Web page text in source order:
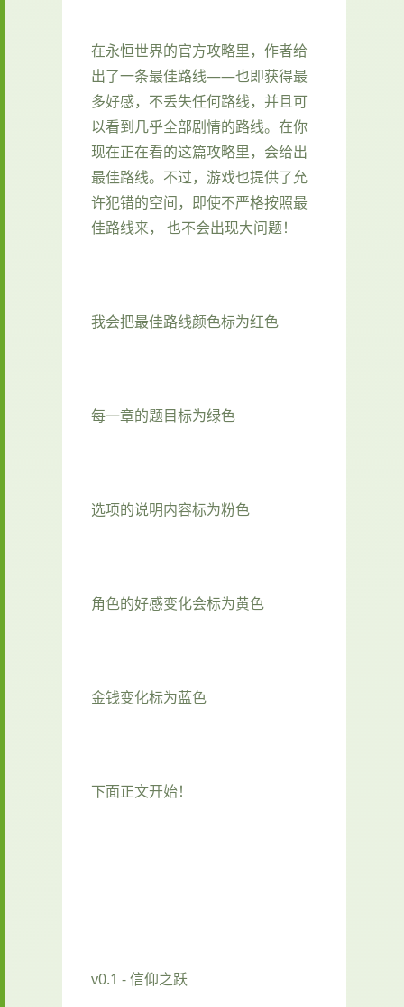
在永恒世界的官方攻略里，作者给
出了一条最佳路线——也即获得最
多好感，不丢失任何路线，并且可
以看到几乎全部剧情的路线。在你
现在正在看的这篇攻略里，会给出
最佳路线。不过，游戏也提供了允
许犯错的空间，即使不严格按照最
佳路线来， 也不会出现大问题！
我会把最佳路线颜色标为红色
每一章的题目标为绿色
选项的说明内容标为粉色
角色的好感变化会标为黄色
金钱变化标为蓝色
下面正文开始！
v0.1 - 信仰之跃